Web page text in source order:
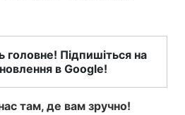
головне! Підпишіться на
в Google!
там, де вам зручно!